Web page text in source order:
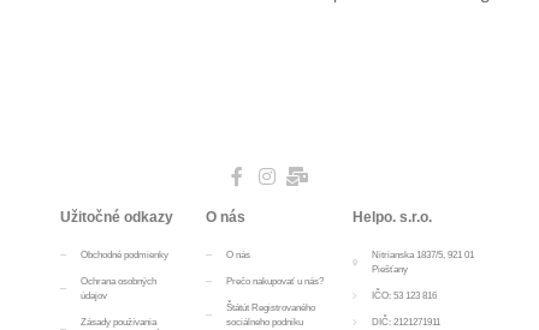
Užitočné odkazy
Obchodné podmienky
Ochrana osobných
údajov
Zásady používania
O nás
O nás
Prečo nakupovať u nás?
Štátút Registrovaného
sociálneho podniku
Helpo. s.r.o.
Nitrianska 1837/5, 921 01
Piešťany
IČO: 53 123 816
DIČ: 2121271911